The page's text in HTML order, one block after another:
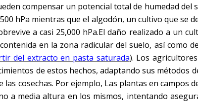
compensar un potencial total de humedad del
hPa mientras que el algodón, un cultivo que se
a casi 25,000 hPa.El daño realizado a un
en la zona radicular del suelo, así como
del extracto en pasta saturada). Los
de estos hechos, adaptando sus métodos
las cosechas. Por ejemplo, Las plantas en campos
a media altura en los mismos, intentando